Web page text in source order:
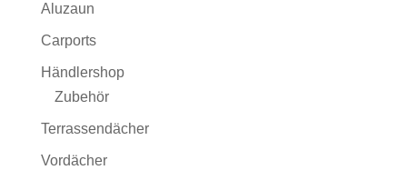
Aluzaun
Carports
Händlershop
Zubehör
Terrassendächer
Vordächer